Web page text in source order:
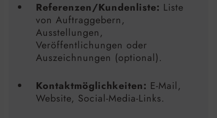
Referenzen/Kundenliste: Liste
von Auftraggebern,
Ausstellungen,
Veröffentlichungen oder
Auszeichnungen (optional).
Kontaktmöglichkeiten: E-Mail,
Website, Social-Media-Links.